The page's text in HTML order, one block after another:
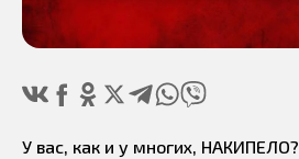
У вас, как и у многих, НАКИПЕЛО?